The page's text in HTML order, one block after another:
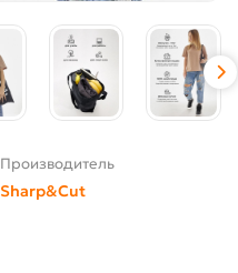
Производитель
Sharp&Cut